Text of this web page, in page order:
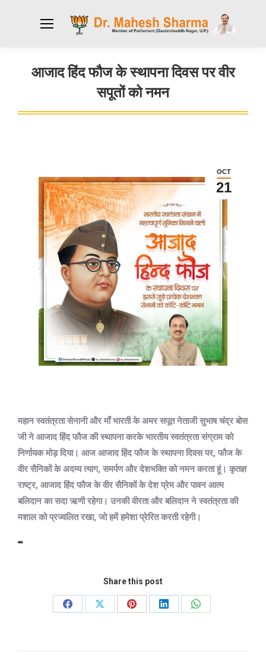
आजाद हिंद फौज के स्थापना दिवस पर वीर
सपूतों को नमन
You are here:
OCT
21
महान स्वतंत्रता सेनानी और माँ भारती के अमर सपूत नेताजी सुभाष चंद्र बोस
जी ने आजाद हिंद फौज की स्थापना करके भारतीय स्वतंत्रता संग्राम को
निर्णायक मोड़ दिया। आज आजाद हिंद फौज के स्थापना दिवस पर, फौज के
वीर सैनिकों के अदम्य त्याग, समर्पण और देशभक्ति को नमन करता हूं। कृतज्ञ
राष्ट्र, आजाद हिंद फौज के वीर सैनिकों के देश प्रेम और पावन आत्म
बलिदान का सदा ऋणी रहेगा। उनकी वीरता और बलिदान ने स्वतंत्रता की
मशाल को प्रज्वलित रखा, जो हमें हमेशा प्रेरित करती रहेगी।
Share this post
Share
Share
Share
Share
Share